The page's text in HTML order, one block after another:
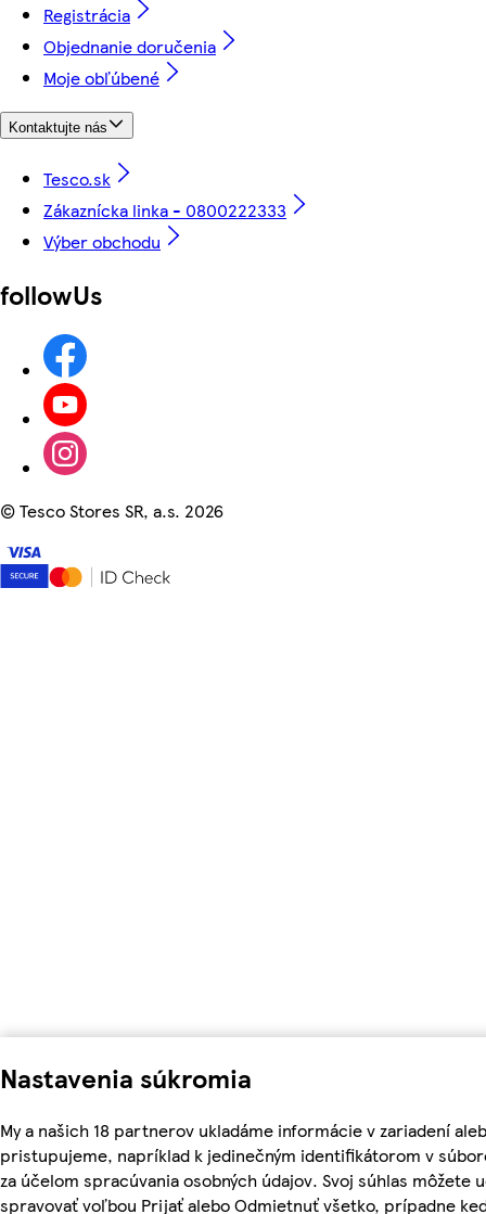
Nastavenia súkromia
My a našich 18 partnerov ukladáme informácie v zariadení
pristupujeme, napríklad k jedinečným identifikátorom v
za účelom spracúvania osobných údajov. Svoj súhlas môžete
spravovať voľbou Prijať alebo Odmietnuť všetko, prípadne
Registrácia
Objednanie doručenia
Moje obľúbené
Kontaktujte nás
Tesco.sk
Zákaznícka linka - 0800222333
Výber obchodu
followUs
©Tesco Stores SR, a.s. 2026